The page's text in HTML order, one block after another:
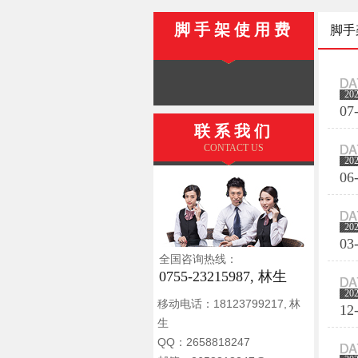
脚手架使用费
联系我们
CONTACT US
全国咨询热线：
0755-23215987, 林生
移动电话：18123799217, 林
生
QQ：2658818247
脚